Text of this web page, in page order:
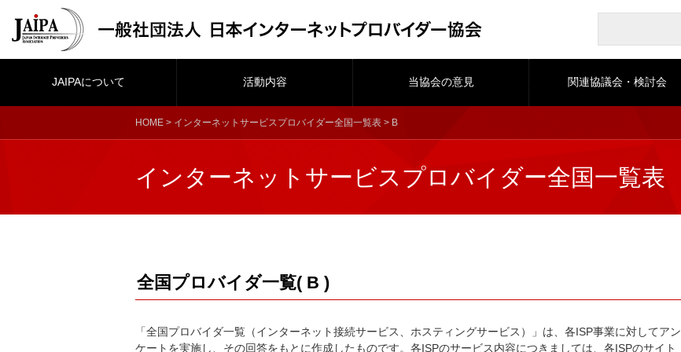
JAIPAについて 活動内容 当協会の意見 関連協議会・検討会
HOME > インターネットサービスプロバイダー全国一覧表 > B
インターネットサービスプロバイダー全国一覧表
全国プロバイダ一覧( B )
「全国プロバイダ一覧（インターネット接続サービス、ホスティングサービス）」は、各ISP事業に対してアン
ケートを実施し、その回答をもとに作成したものです。各ISPのサービス内容につきましては、各ISPのサイト